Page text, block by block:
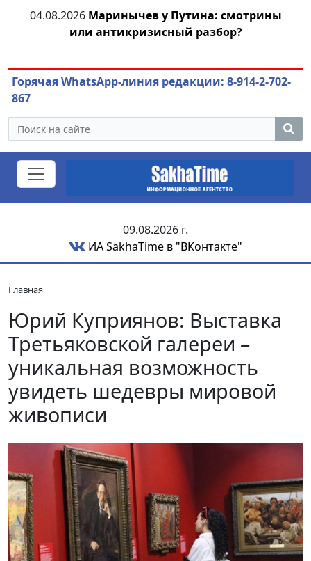
04.08.2026 Маринычев у Путина: смотрины
или антикризисный разбор?
Горячая WhatsApp-линия редакции: 8-914-2-702-
867
09.08.2026 г.
ИА SakhaTime в "ВКонтакте"
Главная
Юрий Куприянов: Выставка
Третьяковской галереи –
уникальная возможность
увидеть шедевры мировой
живописи